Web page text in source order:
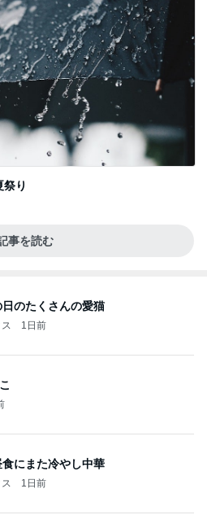
り
事を読む
のたくさんの愛猫
1日前
にまた冷やし中華
1日前